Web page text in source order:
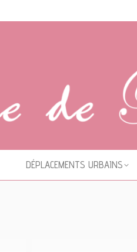
DÉPLACEMENTS URBAINS